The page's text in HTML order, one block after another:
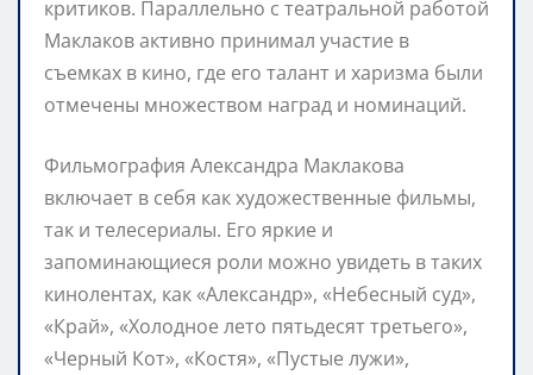
критиков. Параллельно с театральной работой
Маклаков активно принимал участие в
съемках в кино, где его талант и харизма были
отмечены множеством наград и номинаций.
Фильмография Александра Маклакова
включает в себя как художественные фильмы,
так и телесериалы. Его яркие и
запоминающиеся роли можно увидеть в таких
кинолентах, как «Александр», «Небесный суд»,
«Край», «Холодное лето пятьдесят третьего»,
«Черный Кот», «Костя», «Пустые лужи»,